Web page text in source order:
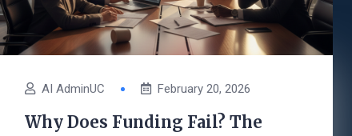
AI AdminUC February 20, 2026
Why Does Funding Fail? The